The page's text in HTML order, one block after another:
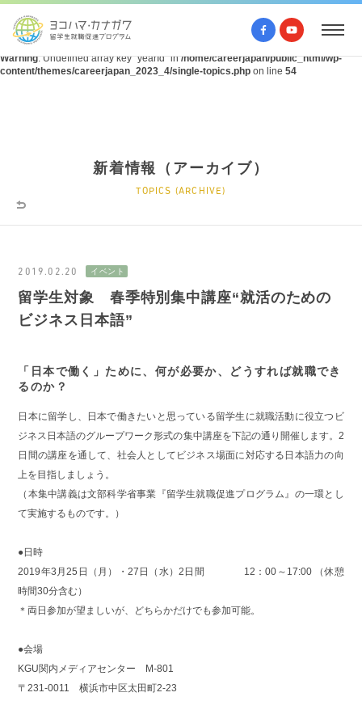
Warning: Undefined array key "query" in
/home/careerjapan/public_html/wp-
content/themes/careerjapan_2023_4/single-topics.php on line 53
Warning: Undefined array key "yearId" in/home/careerjapan/public_html/wp-
content/themes/careerjapan_2023_4/single-topics.php on line 54
新着情報（アーカイブ）
TOPICS (ARCHIVE)
2019.02.20
留学生対象 春季特別集中講座“就活のための
ビジネス日本語”
「日本で働く」ために、何が必要か、どうすれば就職でき
るのか？
日本に留学し、日本で働きたいと思っている留学生に就職活動に役立つビ
ジネス日本語のグループワーク形式の集中講座を下記の通り開催します。2
日間の講座を通して、社会人としてビジネス場面に対応する日本語力の向
上を目指しましょう。
（本集中講義は文部科学省事業『留学生就職促進プログラム』の一環とし
て実施するものです。）
●日時
2019年3月25日（月）・27日（水）2日間 12：00～17:00 （休憩
時間30分含む）
＊両日参加が望ましいが、どちらかだけでも参加可能。
●会場
KGU関内メディアセンター M-801
〒231-0011 横浜市中区太田町2-23